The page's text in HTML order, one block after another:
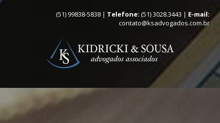
(51) 99838-5838 | Telefone: (51) 3028.3443 | E-mail:
contato@ksadvogados.com.br